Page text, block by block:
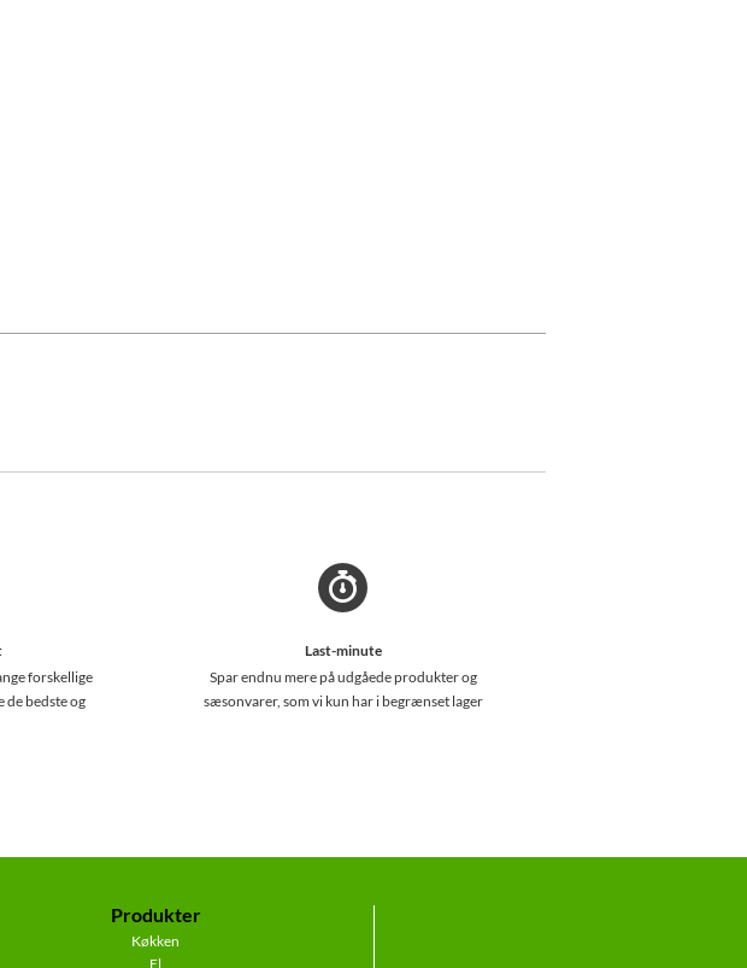
forskellige
de bedste og
Last-minute
Spar endnu mere på udgåede produkter og
sæsonvarer, som vi kun har i begrænset lager
Produkter
Køkken
El